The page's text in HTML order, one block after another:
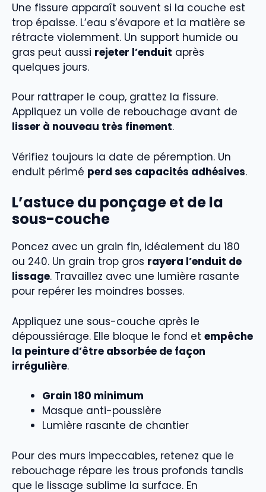
Une fissure apparaît souvent si la couche est
trop épaisse. L’eau s’évapore et la matière se
rétracte violemment. Un support humide ou
gras peut aussi rejeter l’enduit après
quelques jours.
Pour rattraper le coup, grattez la fissure.
Appliquez un voile de rebouchage avant de
lisser à nouveau très finement.
Vérifiez toujours la date de péremption. Un
enduit périmé perd ses capacités adhésives.
L’astuce du ponçage et de la
sous-couche
Poncez avec un grain fin, idéalement du 180
ou 240. Un grain trop gros rayera l’enduit de
lissage. Travaillez avec une lumière rasante
pour repérer les moindres bosses.
Appliquez une sous-couche après le
dépoussiérage. Elle bloque le fond et empêche
la peinture d’être absorbée de façon
irrégulière.
Grain 180 minimum
Masque anti-poussière
Lumière rasante de chantier
Pour des murs impeccables, retenez que le
rebouchage répare les trous profonds tandis
que le lissage sublime la surface. En